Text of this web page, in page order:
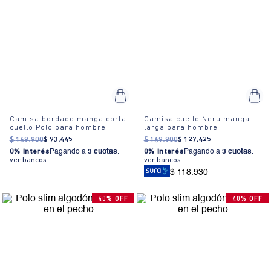
Camisa bordado manga corta
cuello Polo para hombre
$ 169.900$ 93 .445
0% Interés Pagando a 3 cuotas.
ver bancos.
Camisa cuello Neru manga
larga para hombre
$ 169.900$ 127.425
0% Interés Pagando a 3 cuotas.
ver bancos.
$ 118.930
40% OFF 40% OFF